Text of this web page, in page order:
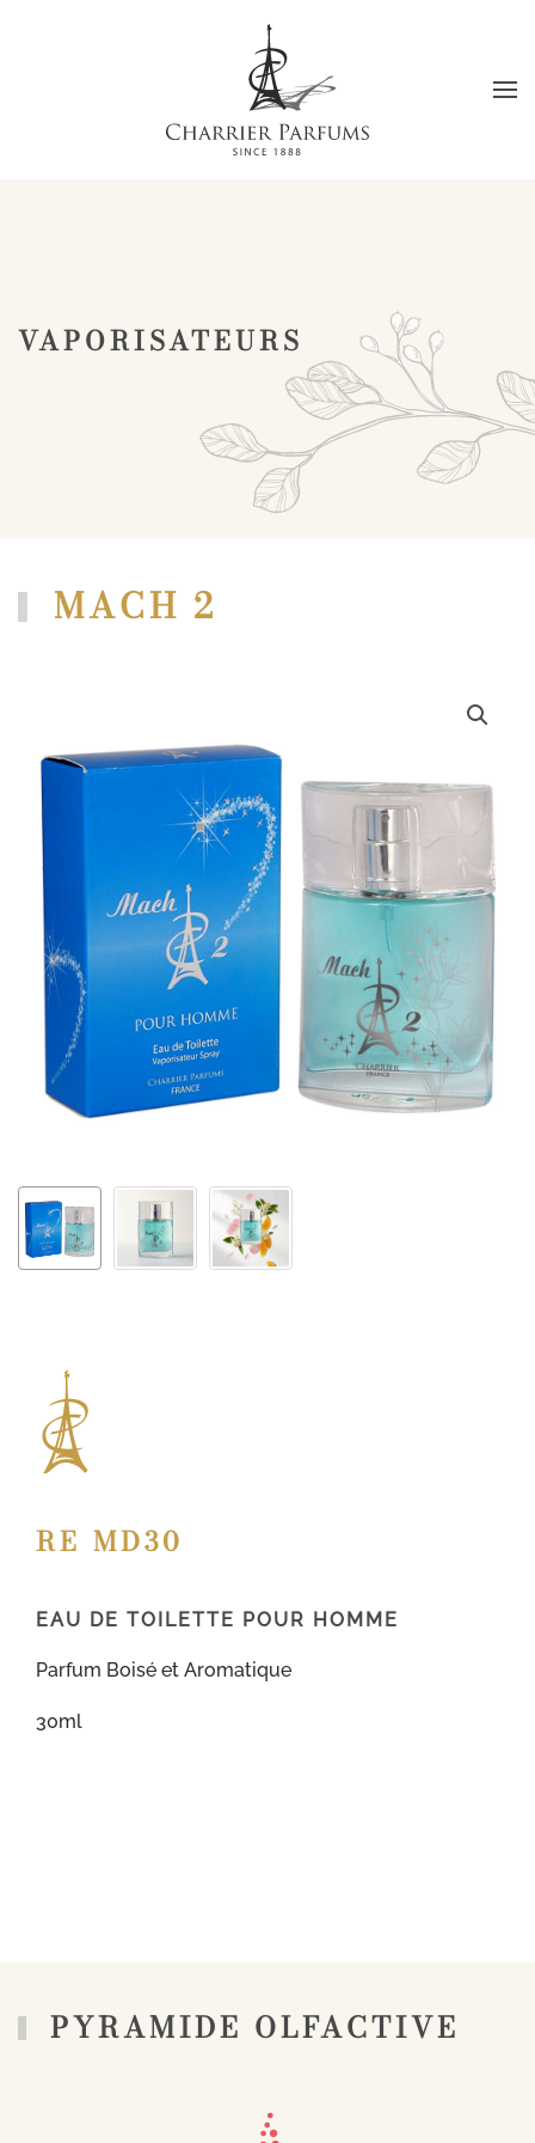
Passer au contenu principal
VAPORISATEURS
MACH 2
RE MD30
EAU DE TOILETTE POUR HOMME
Parfum Boisé et Aromatique
30ml
PYRAMIDE OLFACTIVE